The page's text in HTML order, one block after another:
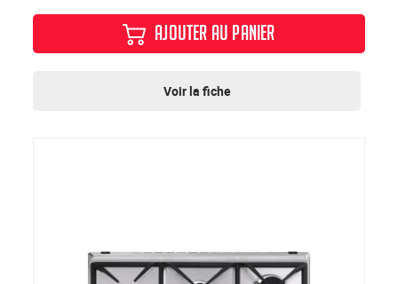
AJOUTER AU PANIER
Voir la fiche